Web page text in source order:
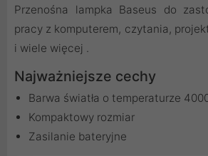
Przenośna lampka Baseus do
pracy z komputerem, czytania,
i wiele więcej .
Najważniejsze cechy
Barwa światła o temperaturze
Kompaktowy rozmiar
Zasilanie bateryjne